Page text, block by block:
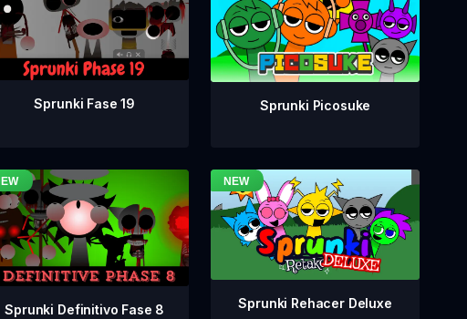
Sprunki Fase 19 Sprunki Picosuke
Sprunki Definitivo Fase 8 Sprunki Rehacer Deluxe